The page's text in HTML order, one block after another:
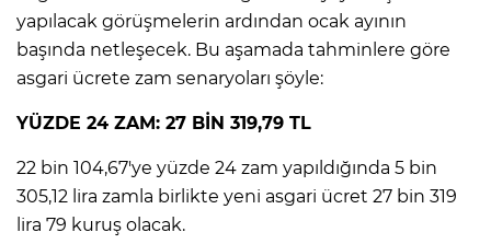
yapılacak görüşmelerin ardından ocak ayının
başında netleşecek. Bu aşamada tahminlere göre
asgari ücrete zam senaryoları şöyle:
YÜZDE 24 ZAM: 27 BİN 319,79 TL
22 bin 104,67'ye yüzde 24 zam yapıldığında 5 bin
305,12 lira zamla birlikte yeni asgari ücret 27 bin 319
lira 79 kuruş olacak.